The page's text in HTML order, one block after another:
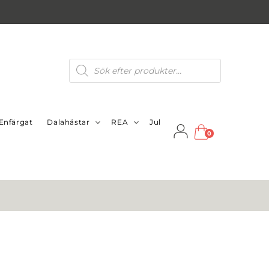
Produktsökning
Dalahästar REA Jul
0